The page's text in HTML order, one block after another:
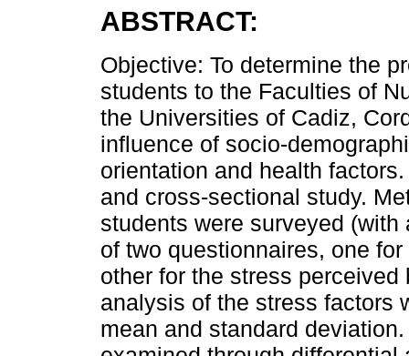
ABSTRACT:
Objective: To determine the
students to the Faculties of
the Universities of Cadiz,
influence of socio-
orientation and health
and cross-sectional study.
students were surveyed
of two questionnaires, one
other for the stress
analysis of the stress factors
mean and standard